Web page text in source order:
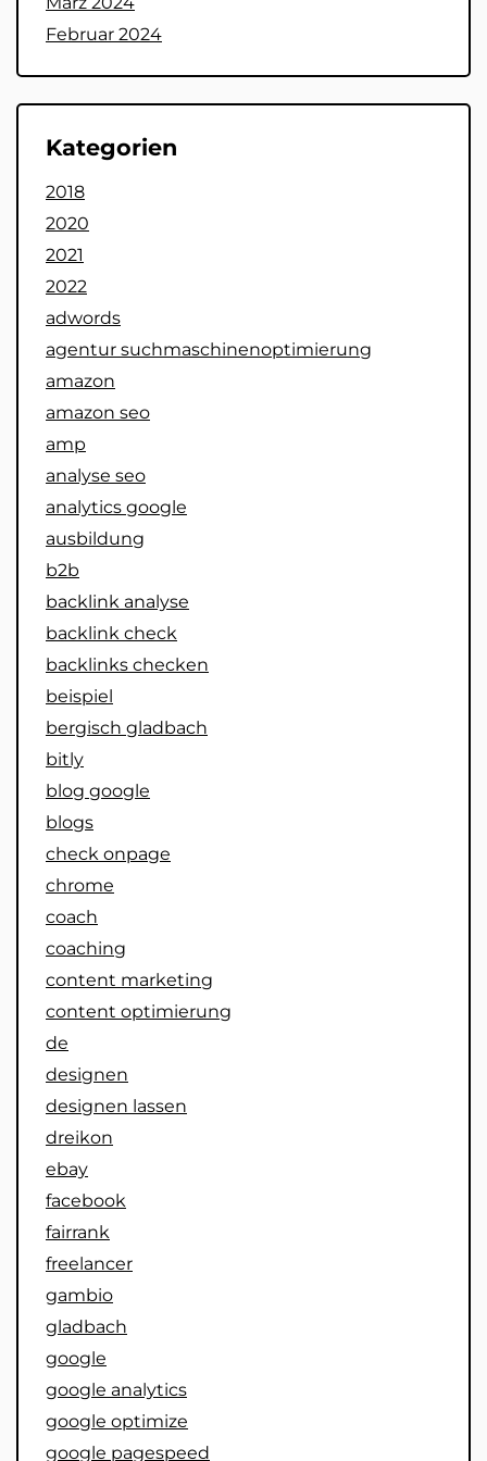
Februar 2024
Kategorien
2018
2020
2021
2022
adwords
agentur suchmaschinenoptimierung
amazon
amazon seo
amp
analyse seo
analytics google
ausbildung
b2b
backlink analyse
backlink check
backlinks checken
beispiel
bergisch gladbach
bitly
blog google
blogs
check onpage
chrome
coach
coaching
content marketing
content optimierung
de
designen
designen lassen
dreikon
ebay
facebook
fairrank
freelancer
gambio
gladbach
google
google analytics
google optimize
google pagespeed